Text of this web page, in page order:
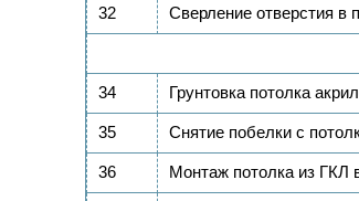
32 Сверление отверстия в
34 Грунтовка потолка
35 Снятие побелки с
36 Монтаж потолка из ГКЛ